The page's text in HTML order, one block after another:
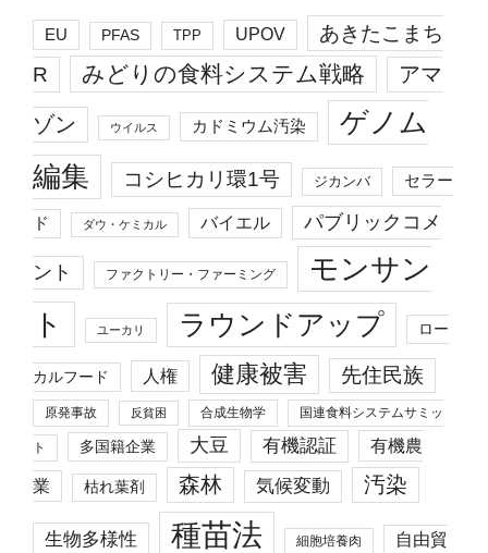
EU PFAS TPP UPOV
あきたこまち
R
みどりの食料システム戦略 アマ
ゾン ウイルス カドミウム汚染
ゲノム
編集
コシヒカリ環1号 ジカンバ セラー
ド ダウ・ケミカル バイエル パブリックコメ
ント ファクトリー・ファーミング
モンサン
ト
ユーカリ ラウンドアップ ロー
カルフード 人権 健康被害 先住民族
原発事故 反貧困 合成生物学 国連食料システムサミッ
ト 多国籍企業 大豆 有機認証 有機農
業 枯れ葉剤 森林 気候変動 汚染
生物多様性 種苗法 細胞培養肉 自由貿